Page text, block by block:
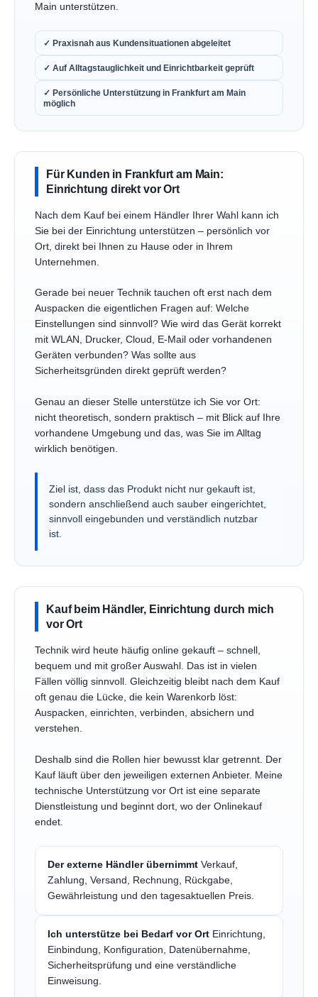
Main unterstützen.
✓ Praxisnah aus Kundensituationen abgeleitet
✓ Auf Alltagstauglichkeit und Einrichtbarkeit geprüft
✓ Persönliche Unterstützung in Frankfurt am Main
möglich
Für Kunden in Frankfurt am Main:
Einrichtung direkt vor Ort
Nach dem Kauf bei einem Händler Ihrer Wahl kann ich
Sie bei der Einrichtung unterstützen – persönlich vor
Ort, direkt bei Ihnen zu Hause oder in Ihrem
Unternehmen.
Gerade bei neuer Technik tauchen oft erst nach dem
Auspacken die eigentlichen Fragen auf: Welche
Einstellungen sind sinnvoll? Wie wird das Gerät korrekt
mit WLAN, Drucker, Cloud, E-Mail oder vorhandenen
Geräten verbunden? Was sollte aus
Sicherheitsgründen direkt geprüft werden?
Genau an dieser Stelle unterstütze ich Sie vor Ort:
nicht theoretisch, sondern praktisch – mit Blick auf Ihre
vorhandene Umgebung und das, was Sie im Alltag
wirklich benötigen.
Ziel ist, dass das Produkt nicht nur gekauft ist,
sondern anschließend auch sauber eingerichtet,
sinnvoll eingebunden und verständlich nutzbar
ist.
Kauf beim Händler, Einrichtung durch mich
vor Ort
Technik wird heute häufig online gekauft – schnell,
bequem und mit großer Auswahl. Das ist in vielen
Fällen völlig sinnvoll. Gleichzeitig bleibt nach dem Kauf
oft genau die Lücke, die kein Warenkorb löst:
Auspacken, einrichten, verbinden, absichern und
verstehen.
Deshalb sind die Rollen hier bewusst klar getrennt. Der
Kauf läuft über den jeweiligen externen Anbieter. Meine
technische Unterstützung vor Ort ist eine separate
Dienstleistung und beginnt dort, wo der Onlinekauf
endet.
Der externe Händler übernimmt Verkauf,
Zahlung, Versand, Rechnung, Rückgabe,
Gewährleistung und den tagesaktuellen Preis.
Ich unterstütze bei Bedarf vor Ort Einrichtung,
Einbindung, Konfiguration, Datenübernahme,
Sicherheitsprüfung und eine verständliche
Einweisung.